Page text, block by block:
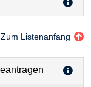
Zum Listenanfang